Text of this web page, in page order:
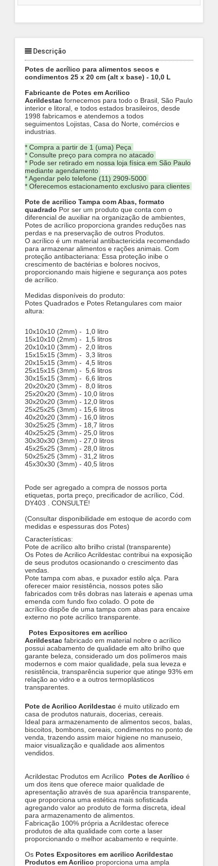
Descrição
Potes de acrílico para alimentos secos e
condimentos 25 x 20 cm (alt x base) - 10,0 L
Fabricante de Potes em Acrilico
Acrildestac fornecemos para todo o Brasil, São Paulo
interior e litoral, e todos estados brasileiros, desde
1998 fabricamos e atendemos a todos
seguimentos Lojistas, Casa do Norte, comércios e
industrias.
* Compra a partir de 1 (uma) Peça
* Consulte preço para compra no atacado
* Pode ser retirado em nossa loja física em São Paulo
mediante agendamento
* Agendar pelo telefone (11) 2909-5000
* Oferecemos estacionamento exclusivo para clientes
Pote de acrilico Tampa com Abas, formato
quadrado Por ser um produto que conta com o
diferencial de auxiliar na organização de ambientes,
Potes de acrílico proporciona grandes reduções nas
perdas e na preservação de outros Produtos.
O acrílico é um material antibactericida recomendado
para armazenar alimentos e rações animais. Com
proteção antibacteriana: Essa proteção inibe o
crescimento de bactérias e bolores nocivos,
proporcionando mais higiene e segurança aos potes
de acrílico.
Medidas disponíveis do produto:
Potes Quadrados e Potes Retangulares com maior
altura:
10x10x10 (2mm) - 1,0 litro
15x10x10 (2mm) - 1,5 litros
20x10x10 (3mm) - 2,0 litros
15x15x15 (3mm) - 3,3 litros
20x15x15 (3mm) - 4,5 litros
25x15x15 (3mm) - 5,6 litros
30x15x15 (3mm) - 6,6 litros
20x20x20 (3mm) - 8,0 litros
25x20x20 (3mm) - 10,0 litros
30x20x20 (3mm) - 12,0 litros
25x25x25 (3mm) - 15,6 litros
40x20x20 (3mm) - 16,0 litros
30x25x25 (3mm) - 18,7 litros
40x25x25 (3mm) - 25,0 litros
30x30x30 (3mm) - 27,0 litros
45x25x25 (3mm) - 28,0 litros
50x25x25 (3mm) - 31,2 litros
45x30x30 (3mm) - 40,5 litros
Pode ser agregado a compra de nossos porta
etiquetas, porta preço, precificador de acrílico, Cód.
DY403 . CONSULTE!
(Consultar disponibilidade em estoque de acordo com
medidas e espessuras dos Potes)
Características:
Pote de acrílico alto brilho cristal (transparente)
Os Potes de Acrilico Acrildestac contribui na exposição
de seus produtos ocasionando o crescimento das
vendas.
Pote tampa com abas, e puxador estilo alça. Para
oferecer maior resistência, nossos potes são
fabricados com três dobras nas laterais e apenas uma
emenda com fundo fixo colado. O pote de
acrílico dispõe de uma tampa com abas para encaixe
externo no pote acrílico transparente.
Potes Expositores em acrílico
Acrildestac fabricado em material nobre o acrílico
possui acabamento de qualidade em alto brilho que
garante beleza, considerado um dos polímeros mais
modernos e com maior qualidade, pela sua leveza e
resistência, transparência superior que atinge 93% em
relação ao vidro e a outros termoplásticos
transparentes.
Pote de Acrilico Acrildestac é muito utilizado em
casa de produtos naturais, docerias, cereais.
Ideal para armazenamento de alimentos secos, balas,
biscoitos, bombons, cereais, condimentos no ponto de
venda, trazendo assim maior higiene no manuseio,
maior visualização e qualidade aos alimentos
vendidos.
​Acrildestac Produtos em Acrílico Potes de Acrílico é
um dos itens que oferece maior qualidade de
apresentação através de sua aparência transparente,
que proporciona uma estética mais sofisticada
agregando valor ao produto de forma discreta, ideal
para armazenamento de alimentos.
Fabricação 100% própria a Acrildestac oferece
produtos de alta qualidade com corte a laser
proporcionando o melhor acabamento e requinte.
Os Potes Expositores em acrilico Acrildestac
Produtos em Acrilico proporciona uma ampla